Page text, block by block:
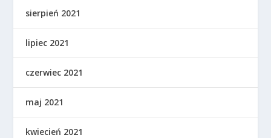
sierpień 2021
lipiec 2021
czerwiec 2021
maj 2021
kwiecień 2021